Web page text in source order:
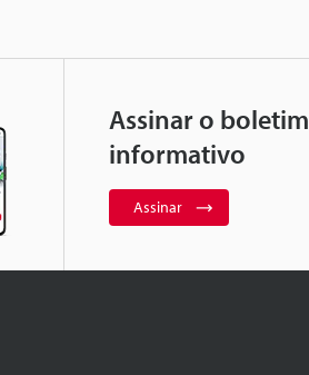
Assinar o boletim
informativo
Assinar